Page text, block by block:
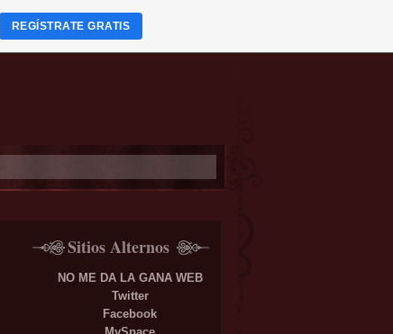
Sitios Alternos
NO ME DA LA GANA WEB
Twitter
Facebook
REGÍSTRATE GRATIS